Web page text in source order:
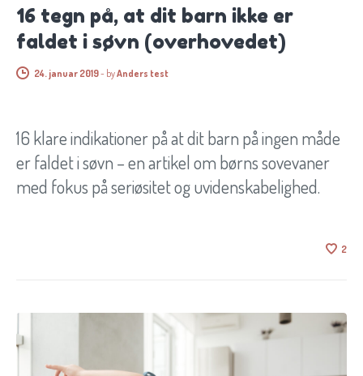
16 tegn på, at dit barn ikke er
faldet i søvn (overhovedet)
24. januar 2019- byAnders test
16 klare indikationer på at dit barn på ingen måde
er faldet i søvn – en artikel om børns sovevaner
med fokus på seriøsitet og uvidenskabelighed.
2